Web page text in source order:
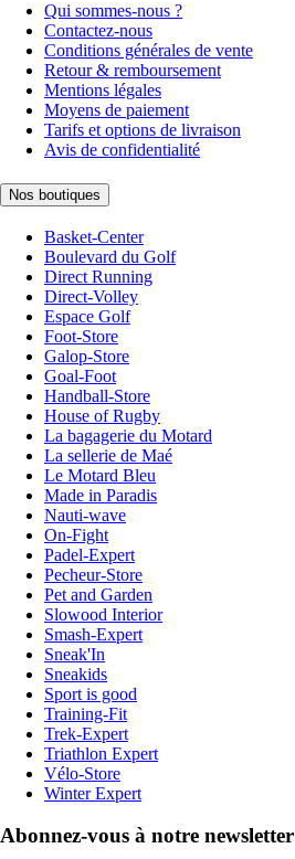
Qui sommes-nous ?
Contactez-nous
Conditions générales de vente
Retour & remboursement
Mentions légales
Moyens de paiement
Tarifs et options de livraison
Avis de confidentialité
Nos boutiques
Basket-Center
Boulevard du Golf
Direct Running
Direct-Volley
Espace Golf
Foot-Store
Galop-Store
Goal-Foot
Handball-Store
House of Rugby
La bagagerie du Motard
La sellerie de Maé
Le Motard Bleu
Made in Paradis
Nauti-wave
On-Fight
Padel-Expert
Pecheur-Store
Pet and Garden
Slowood Interior
Smash-Expert
Sneak'In
Sneakids
Sport is good
Training-Fit
Trek-Expert
Triathlon Expert
Vélo-Store
Winter Expert
Abonnez-vous à notre newsletter